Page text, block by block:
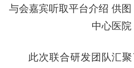
与会嘉宾听取平台介绍 供
中心医院
此次联合研发团队汇聚